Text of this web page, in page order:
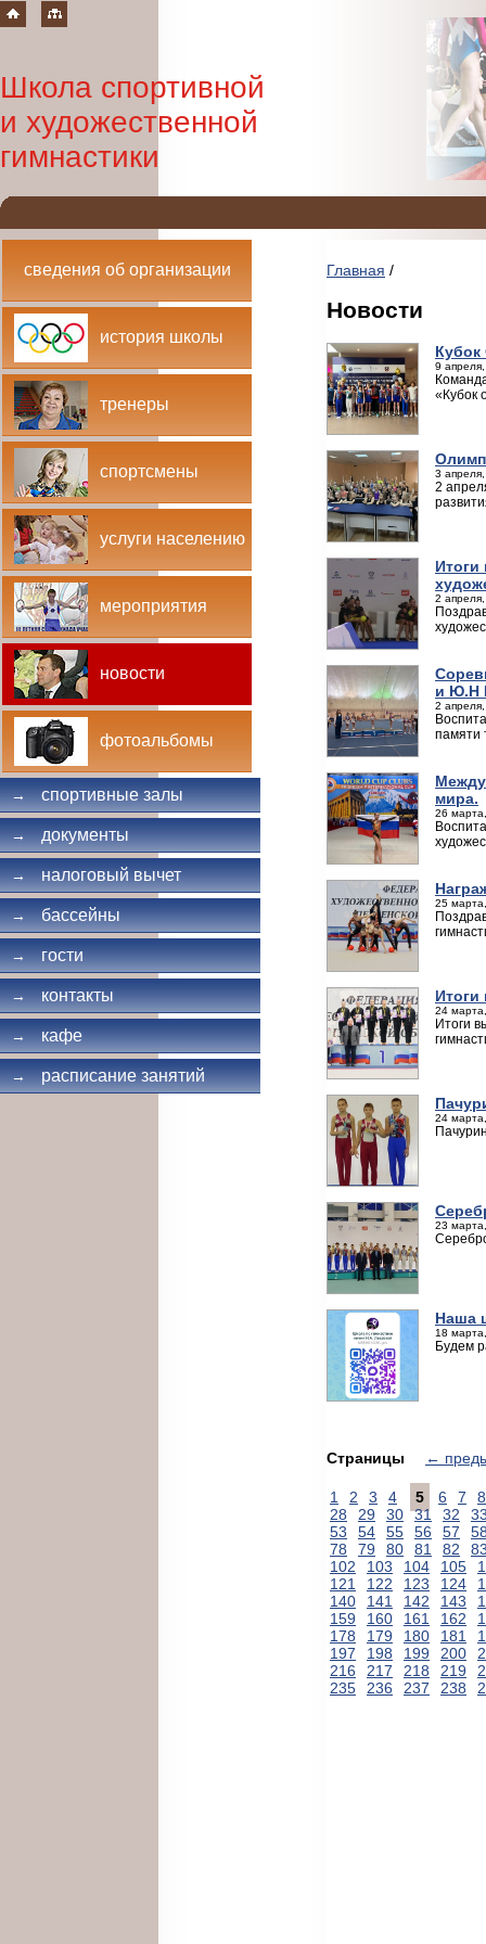
Школа спортивной
и художественной
гимнастики
сведения об организации
история школы
тренеры
спортсмены
услуги населению
мероприятия
новости
фотоальбомы
→ спортивные залы
→ документы
→ налоговый вычет
→ бассейны
→ гости
→ контакты
→ кафе
→ расписание занятий
Главная /
Новости
Кубок
9
«Кубок
3
2
2
и Ю.Н
2
памяти
мира.
26
25
24
Итоги
24
23
Наша
18
Будем
Страницы ←
1 2 3 4 5 6 7
8
28
29 30 31 32
53
54 55 56 57
78
79 80 81 82
102
103 104 105
121
122 123 124
140
141 142 143
159
160 161 162
178
179 180 181
197
198 199 200
216
217 218 219
235
236 237 238